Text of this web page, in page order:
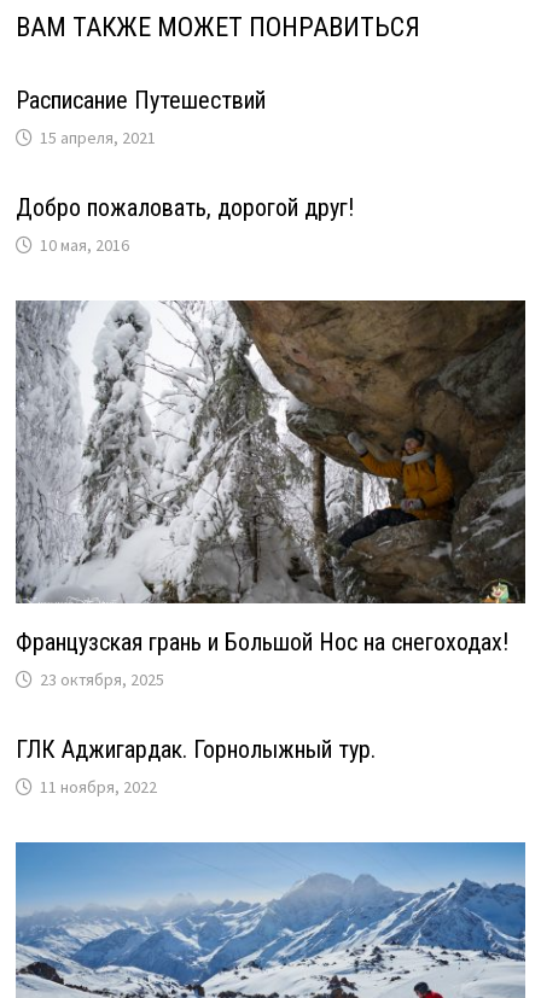
ВАМ ТАКЖЕ МОЖЕТ ПОНРАВИТЬСЯ
Расписание Путешествий
15 апреля, 2021
Добро пожаловать, дорогой друг!
10 мая, 2016
Французская грань и Большой Нос на снегоходах!
23 октября, 2025
ГЛК Аджигардак. Горнолыжный тур.
11 ноября, 2022